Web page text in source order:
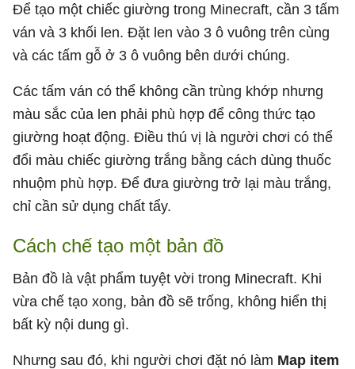
Để tạo một chiếc giường trong Minecraft, cần 3 tấm
ván và 3 khối len. Đặt len vào 3 ô vuông trên cùng
và các tấm gỗ ở 3 ô vuông bên dưới chúng.
Các tấm ván có thể không cần trùng khớp nhưng
màu sắc của len phải phù hợp để công thức tạo
giường hoạt động. Điều thú vị là người chơi có thể
đổi màu chiếc giường trắng bằng cách dùng thuốc
nhuộm phù hợp. Để đưa giường trở lại màu trắng,
chỉ cần sử dụng chất tẩy.
Cách chế tạo một bản đồ
Bản đồ là vật phẩm tuyệt vời trong Minecraft. Khi
vừa chế tạo xong, bản đồ sẽ trống, không hiển thị
bất kỳ nội dung gì.
Nhưng sau đó, khi người chơi đặt nó làm Map item